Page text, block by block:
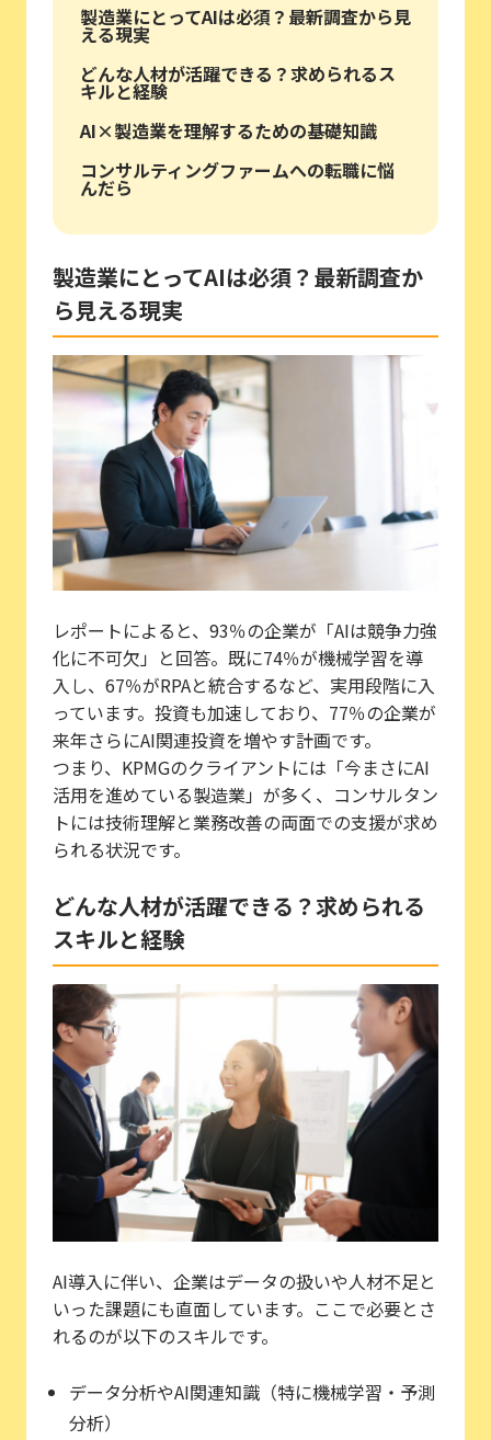
製造業にとってAIは必須？最新調査から見
える現実
どんな人材が活躍できる？求められるス
キルと経験
AI×製造業を理解するための基礎知識
コンサルティングファームへの転職に悩
んだら
製造業にとってAIは必須？最新調査か
ら見える現実
レポートによると、93％の企業が「AIは競争力強
化に不可欠」と回答。既に74％が機械学習を導
入し、67％がRPAと統合するなど、実用段階に入
っています。投資も加速しており、77％の企業が
来年さらにAI関連投資を増やす計画です。
つまり、KPMGのクライアントには「今まさにAI
活用を進めている製造業」が多く、コンサルタン
トには技術理解と業務改善の両面での支援が求め
られる状況です。
どんな人材が活躍できる？求められる
スキルと経験
AI導入に伴い、企業はデータの扱いや人材不足と
いった課題にも直面しています。ここで必要とさ
れるのが以下のスキルです。
データ分析やAI関連知識（特に機械学習・予測
分析）